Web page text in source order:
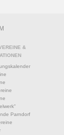
&
Parndorf